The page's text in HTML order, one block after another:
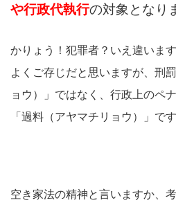
や行政代執行の対象となり
かりょう！犯罪者？いえ違いま
よくご存じだと思いますが、刑
ョウ）」ではなく、行政上のペ
「過料（アヤマチリョウ）」です
空き家法の精神と言いますか、